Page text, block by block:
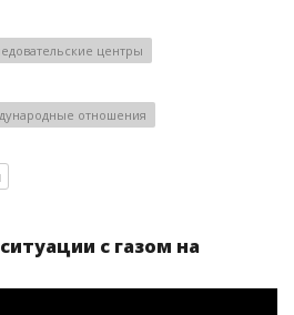
центры
отношения
с газом на